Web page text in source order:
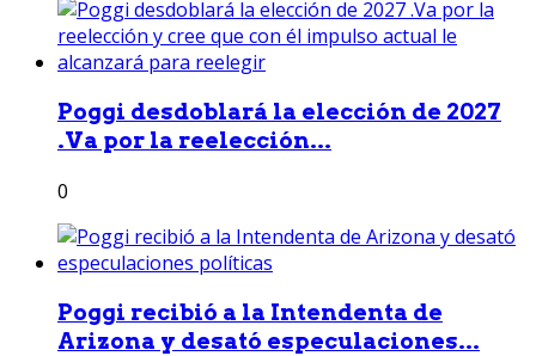
Poggi desdoblará la elección de 2027
.Va por la reelección...
0
Poggi recibió a la Intendenta de
Arizona y desató especulaciones...